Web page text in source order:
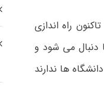
درحال حاضر حدود ۵۰ پردیس خودگردان توسط دانشگاه های برتر کشور از سال ۹۱ تاکنون راه اندازی
دنبال می شود و
ها ندارند